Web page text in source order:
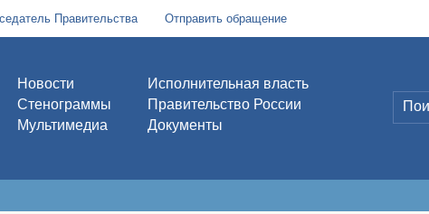
Правительства Отправить обращение
Новости
Стенограммы
Мультимедиа
Исполнительная власть
Правительство России
Документы